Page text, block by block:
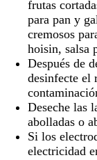
frutas
para pan y
cremosos
hoisin, salsa
Después de
desinfecte el
Deseche las
abolladas o
Si los
electricidad